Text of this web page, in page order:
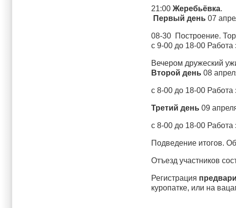
21:00Жеребьёвка.
Первый день 07
08-30 Построение.
с 9-00 до 18-00
Вечером дружеский
Второй день 08
с 8-00 до 18-00
Третий день 09
с 8-00 до 18-00
Подведение итогов.
Отъезд участников
Регистрация
куропатке, или на